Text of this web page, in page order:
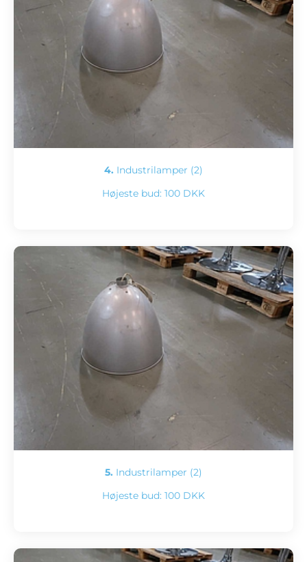
4. Industrilamper (2)
Højeste bud: 100 DKK
5. Industrilamper (2)
Højeste bud: 100 DKK